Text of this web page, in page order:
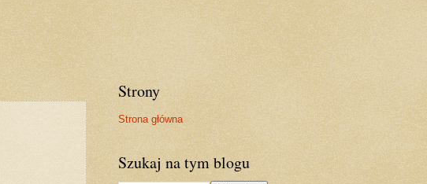
Strony
Strona główna
Szukaj na tym blogu